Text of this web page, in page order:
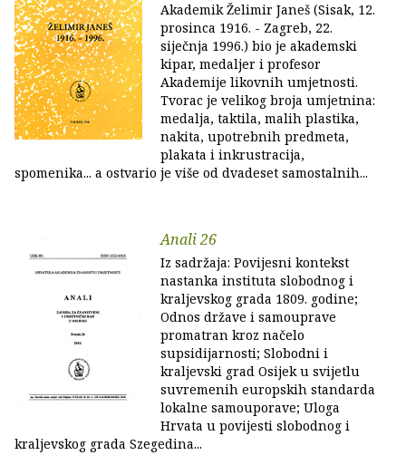
Akademik Želimir Janeš (Sisak, 12.
prosinca 1916. - Zagreb, 22.
siječnja 1996.) bio je akademski
kipar, medaljer i profesor
Akademije likovnih umjetnosti.
Tvorac je velikog broja umjetnina:
medalja, taktila, malih plastika,
nakita, upotrebnih predmeta,
plakata i inkrustracija,
spomenika... a ostvario je više od dvadeset samostalnih...
Anali 26
Iz sadržaja: Povijesni kontekst
nastanka instituta slobodnog i
kraljevskog grada 1809. godine;
Odnos države i samouprave
promatran kroz načelo
supsidijarnosti; Slobodni i
kraljevski grad Osijek u svijetlu
suvremenih europskih standarda
lokalne samouporave; Uloga
Hrvata u povijesti slobodnog i
kraljevskog grada Szegedina...